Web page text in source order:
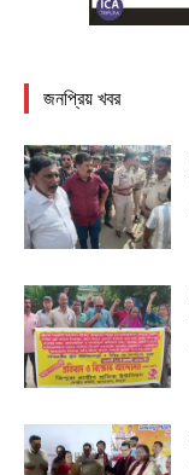
জনপ্রিয় খবর